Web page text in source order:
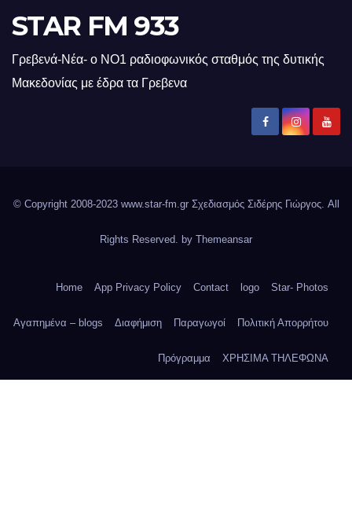
STAR FM 933
Γρεβενά-Νέα- ο ΝΟ1 ραδιοφωνικός σταθμός της δυτικής
Μακεδονίας με έδρα τα Γρεβενα
© Copyright 2008-2023 www.star-fm.gr Σχεδιασμός Σιδέρης Γιώργος. All
Rights Reserved. by Themeansar
Home App Privacy Policy Contact logo Star- Photos
Αγαπημένα – blogs Διαφήμιση Παραγωγοί Πολιτική Απορρήτου
Πρόγραμμα ΧΡΗΣΙΜΑ ΤΗΛΕΦΩΝΑ